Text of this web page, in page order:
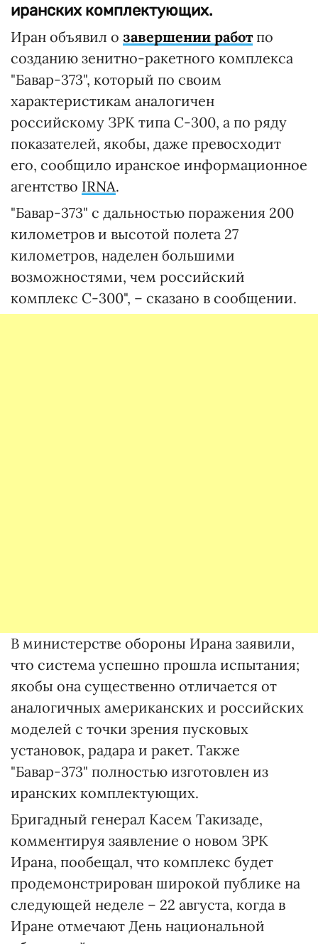
иранских комплектующих.
Иран объявил о завершении работпо
созданию зенитно-ракетного комплекса
"Бавар-373", который по своим
характеристикам аналогичен
российскому ЗРК типа С-300, а по ряду
показателей, якобы, даже превосходит
его, сообщило иранское информационное
агентство IRNA.
"Бавар-373" с дальностью поражения 200
километров и высотой полета 27
километров, наделен большими
возможностями, чем российский
комплекс С-300", – сказано в сообщении.
В министерстве обороны Ирана заявили,
что система успешно прошла испытания;
якобы она существенно отличается от
аналогичных американских и российских
моделей с точки зрения пусковых
установок, радара и ракет. Также
"Бавар-373" полностью изготовлен из
иранских комплектующих.
Бригадный генерал Касем Такизаде,
комментируя заявление о новом ЗРК
Ирана, пообещал, что комплекс будет
продемонстрирован широкой публике на
следующей неделе – 22 августа, когда в
Иране отмечают День национальной